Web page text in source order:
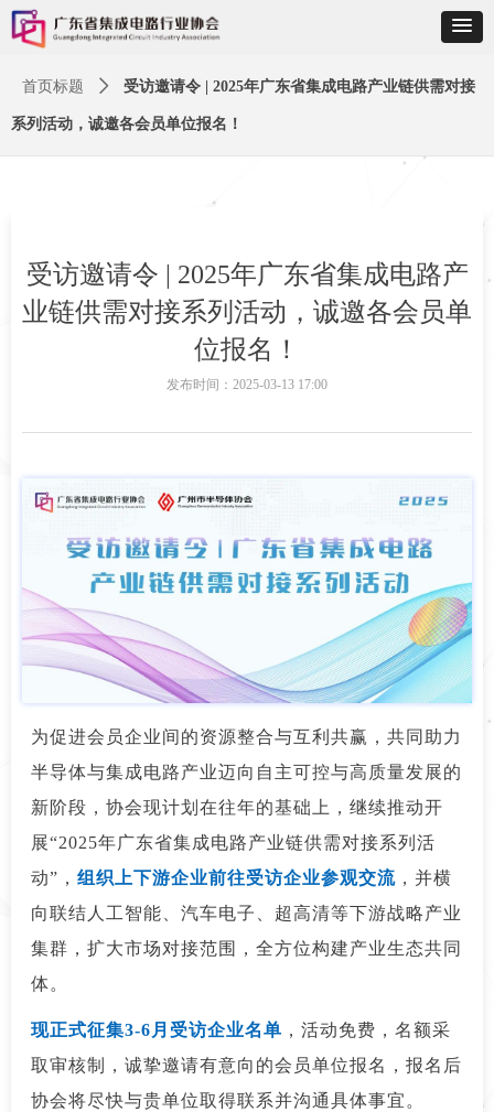
受访邀请令 | 2025年广东省集成电路产
业链供需对接系列活动，诚邀各会员单
位报名！
为促进会员企业间的资源整合与互利共赢，共同助力
半导体与集成电路产业迈向自主可控与高质量发展的
新阶段，协会现计划在往年的基础上，继续推动开
展“2025年广东省集成电路产业链供需对接系列活
动”， 组织 上下游企业前往受访企业参观交流 ，并横
向联结人工智能、汽车电子、超高清等下游战略产业
集群，扩大市场对接范围，全方位构建产业生态共同
体。
现正式征集3-6月受访企业名单 ，活动免费，名额采
取审核制，诚挚邀请有意向的会员单位报名，报名后
协会将尽快与贵单位取得联系并沟通具体事宜。
发布时间： 2025-03-13 17:00
首页标题 ꄲ 受访邀请令 | 2025年广东省集成电路产业链供需对接
系列活动，诚邀各会员单位报名！